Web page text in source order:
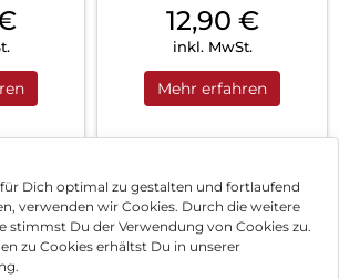
Dich optimal zu gestalten und fortlaufend
verwenden wir Cookies. Durch die weitere
stimmst Du der Verwendung von Cookies zu.
zu Cookies erhältst Du in unserer
A37
Samsung Galaxy A57
5G Schwarz
12,90 €
inkl. MwSt.
Mehr erfahren
1 2 Nächste